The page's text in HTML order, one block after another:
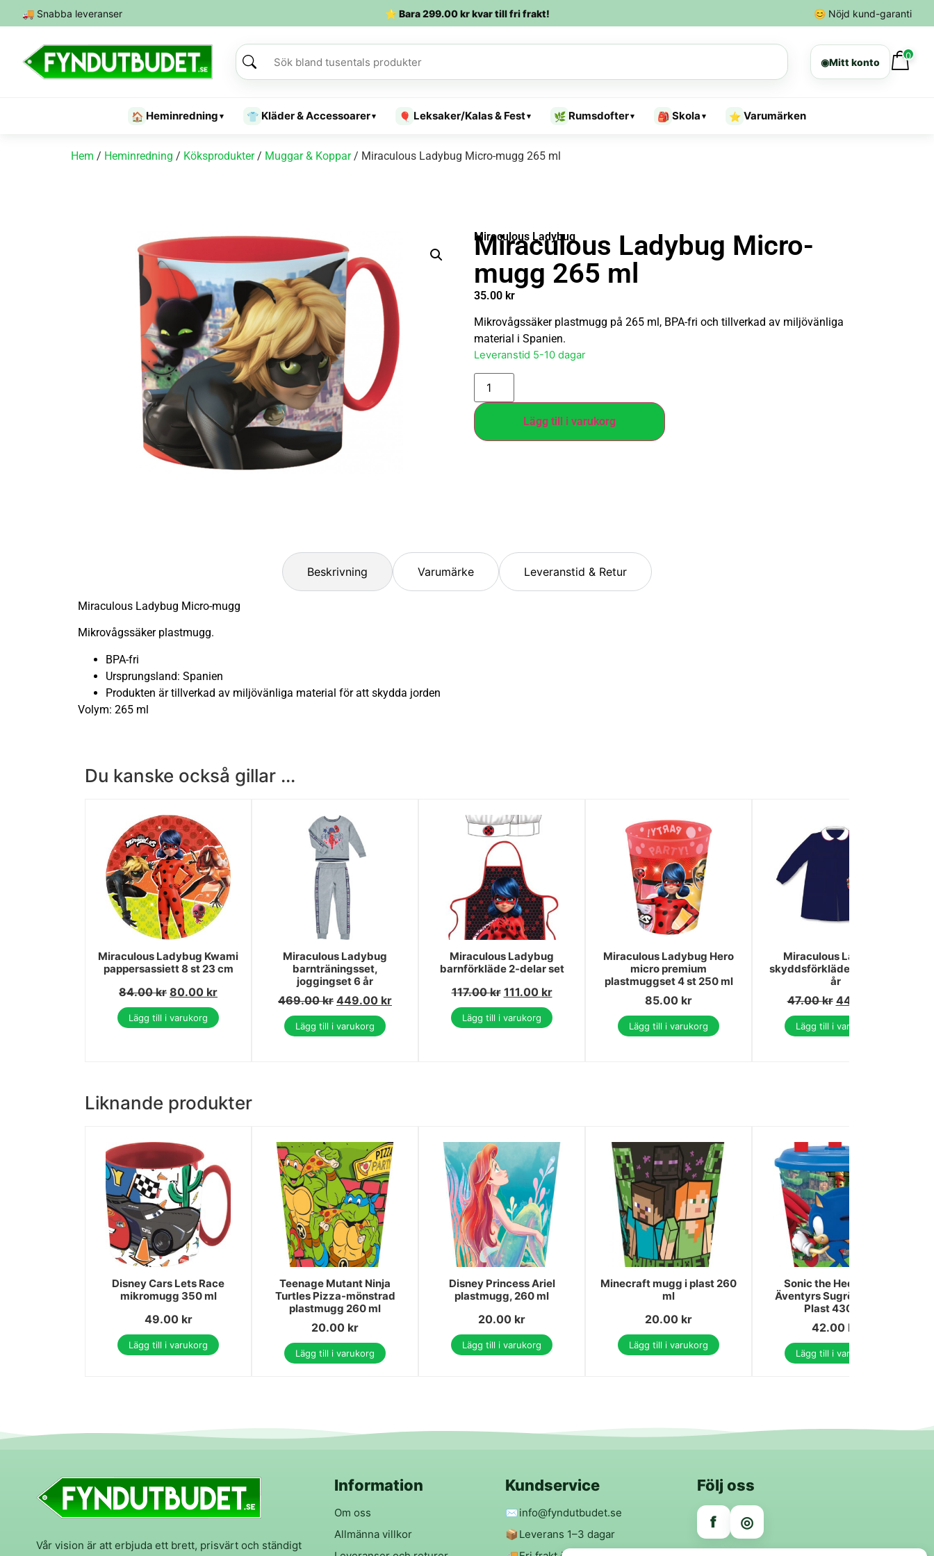
🚚 Snabba leveranser ⭐ Bara299.00krkvar till fri frakt! 😊 Nöjd kund-garanti
◉Mitt konto
0
🏠 Heminredning ▾ 👕 Kläder & Accessoarer▾ 🎈 Leksaker/Kalas & Fest▾ 🌿 Rumsdofter▾ 🎒 Skola ▾ ⭐ Varumärken
Hem / Heminredning / Köksprodukter/ Muggar & Koppar/ Miraculous Ladybug Micro-mugg 265 ml
Miraculous Ladybug
Miraculous Ladybug Micro-
mugg 265 ml
35.00 kr
Mikrovågssäker plastmugg på 265 ml, BPA-fri och tillverkad av miljövänliga
material i Spanien.
Leveranstid 5-10 dagar
Lägg till i varukorg
Beskrivning Varumärke Leveranstid & Retur
Miraculous Ladybug Micro-mugg
Mikrovågssäker plastmugg.
BPA-fri
Ursprungsland: Spanien
Produkten är tillverkad av miljövänliga material för att skydda jorden
Volym: 265 ml
Du kanske också gillar ...
Miraculous Ladybug Kwami
pappersassiett 8 st 23 cm
84.00kr 80.00 kr
Lägg till i varukorg
Miraculous Ladybug
barnträningsset,
joggingset 6 år
469.00kr 449.00 kr
Lägg till i varukorg
Miraculous Ladybug
barnförkläde 2-delar set
117.00kr 111.00 kr
Lägg till i varukorg
Miraculous Ladybug Hero
micro premium
plastmuggset 4 st 250 ml
85.00 kr
Lägg till i varukorg
Miraculous Ladybug
skyddsförkläde för barn 8
år
47.00kr 44.00
Lägg till i varukorg
Liknande produkter
Disney Cars Lets Race
mikromugg 350 ml
49.00 kr
Lägg till i varukorg
Teenage Mutant Ninja
Turtles Pizza-mönstrad
plastmugg 260 ml
20.00 kr
Lägg till i varukorg
Disney Princess Ariel
plastmugg, 260 ml
20.00 kr
Lägg till i varukorg
Minecraft mugg i plast 260
ml
20.00 kr
Lägg till i varukorg
Sonic the Hedgehog
Äventyrs Sugrörsmugg,
Plast 430 ml
42.00 kr
Lägg till i varukorg
Vår vision är att erbjuda ett brett, prisvärt och ständigt
Information
Om oss
Allmänna villkor
Kundservice
✉️info@fyndutbudet.se
📦 Leverans 1–3 dagar
Följ oss
f ◎